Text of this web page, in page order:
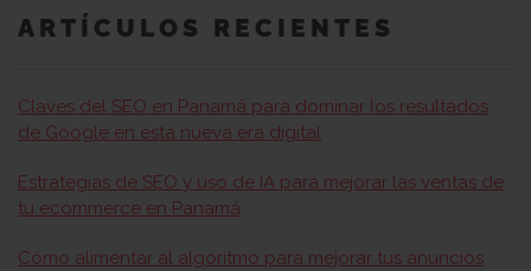
ARTÍCULOS RECIENTES
Claves del SEO en Panamá para dominar los resultados
de Google en esta nueva era digital
Estrategias de SEO y uso de IA para mejorar las ventas de
tu ecommerce en Panamá
Cómo alimentar al algoritmo para mejorar tus anuncios